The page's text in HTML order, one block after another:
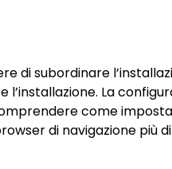
di subordinare
La
come
di navigazione più